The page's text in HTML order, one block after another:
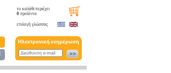
το καλάθι περιέχει
0 προϊόντα
επιλογή γλώσσας